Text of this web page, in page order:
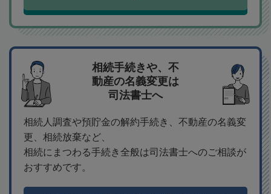
相続手続きや、不
動産の名義変更は
司法書士へ
相続人調査や預貯金の解約手続き、不動産の名義変
更、相続放棄など、
相続にまつわる手続き全般は司法書士へのご相談が
おすすめです。